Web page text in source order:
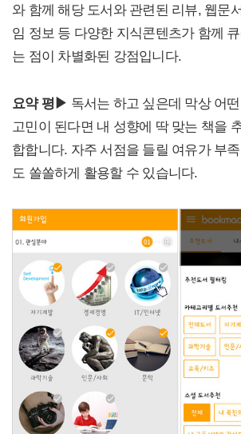
와 함께 해당 도서와 관련된 리뷰, 웹문
임 정보 등 다양한 지식콘텐츠가 함께
는 점이 차별화된 강점입니다.
요약 평▶ 독서는 하고 싶은데 막상 어
고민이 된다면 내 성향에 딱 맞는 책을
합합니다. 자주 서점을 들릴 여유가 부
도 쏠쏠하게 활용할 수 있습니다.